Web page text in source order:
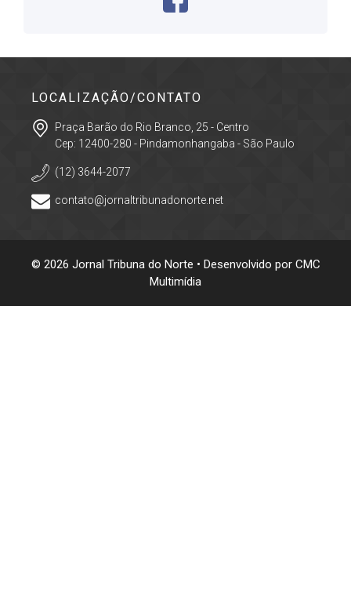
LOCALIZAÇÃO/CONTATO
Praça Barão do Rio Branco, 25 - Centro
Cep: 12400-280 - Pindamonhangaba - São Paulo
(12) 3644-2077
contato@jornaltribunadonorte.net
© 2026 Jornal Tribuna do Norte • Desenvolvido por CMC
Multimídia